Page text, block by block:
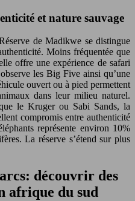
et nature sauvage
de Madikwe se distingue
Moins fréquentée que
offre une expérience de safari
les Big Five ainsi qu’une
ouvert ou à pied permettent
dans leur milieu naturel.
le Kruger ou Sabi Sands, la
compromis entre authenticité
représente environ 10%
La réserve s’étend sur plus
découvrir des
afrique du sud